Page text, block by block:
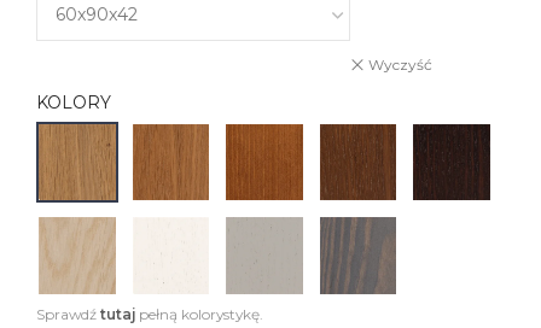
Wyczyść
KOLORY
Sprawdź tutaj pełną kolorystykę.